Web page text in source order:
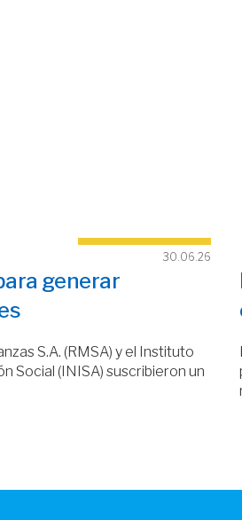
30.06.26
generar
S.A. (RMSA) y el Instituto
Social (INISA) suscribieron un